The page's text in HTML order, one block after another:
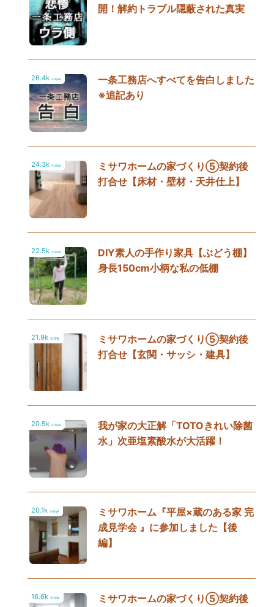
開！解約トラブル隠蔽された真実
26.4k view
一条工務店へすべてを告白しました
※追記あり
24.3k view
ミサワホームの家づくり⑤契約後
打合せ【床材・壁材・天井仕上】
22.5k view
DIY素人の手作り家具【ぶどう棚】
身長150cm小柄な私の低棚
21.9k view
ミサワホームの家づくり⑤契約後
打合せ【玄関・サッシ・建具】
20.5k view
我が家の大正解「TOTOきれい除菌
水」次亜塩素酸水が大活躍！
20.1k view
ミサワホーム『平屋×蔵のある家 完
成見学会 』に参加しました【後
編】
16.6k view
ミサワホームの家づくり⑤契約後